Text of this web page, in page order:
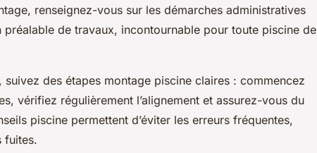
renseignez-vous sur les démarches administratives
de travaux, incontournable pour toute piscine de
des étapes montage piscine claires : commencez
vérifiez régulièrement l’alignement et assurez-vous du
piscine permettent d’éviter les erreurs fréquentes,
fuites.